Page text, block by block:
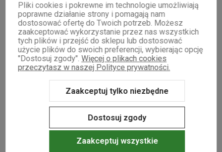
NASZE ODZNAKI
Pliki cookies i pokrewne im technologie umożliwiają
poprawne działanie strony i pomagają nam
dostosować ofertę do Twoich potrzeb. Możesz
zaakceptować wykorzystanie przez nas wszystkich
tych plików i przejść do sklepu lub dostosować
użycie plików do swoich preferencji, wybierając opcję
"Dostosuj zgody". Więcej o plikach cookies
przeczytasz w naszej Polityce prywatności.
Zaakceptuj tylko niezbędne
Dostosuj zgody
Zaakceptuj wszystkie